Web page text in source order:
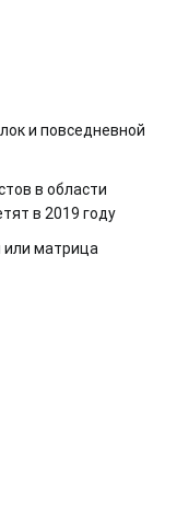
и повседневной
в области
в 2019 году
или матрица